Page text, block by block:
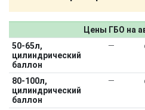
Цены ГБО на
50-65л,
цилиндрический
баллон
—
80-100л,
цилиндрический
баллон
—